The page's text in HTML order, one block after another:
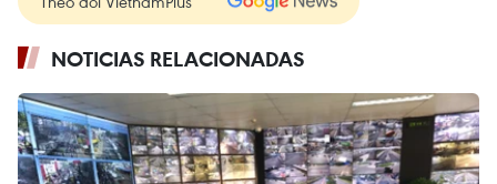
NOTICIAS RELACIONADAS